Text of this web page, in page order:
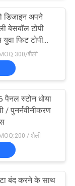
डिजाइन अपने
बेसबॉल टोपी
फिट टोपी
खाली
MOQ:300/शैली
पैनल स्टोन धोया
/ पुनर्नवीनीकरण
MOQ:200 / शैली
बंद करने के साथ